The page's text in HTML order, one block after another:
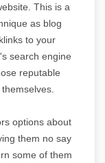
This is a
as blog
to your
search engine
reputable
options about
them no say
some of them